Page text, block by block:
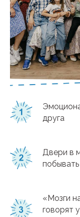
друга
Двери в
побывать
«Мозги
говорят